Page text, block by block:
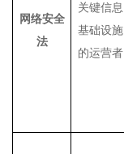
网络安全
法
关键信息
基础设施
的运营者